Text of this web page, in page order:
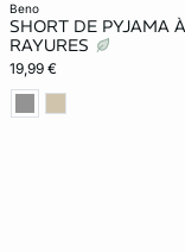
beno
SHORT DE PYJAMA À
RAYURES
19,99 €